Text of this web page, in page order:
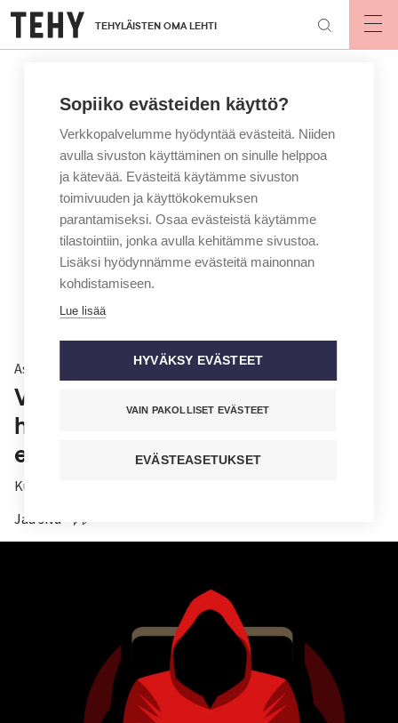
Hyppää
pääsisältöön
TEHYLÄISTEN OMA LEHTI
Asiantuntija vastaa
Voiko työnantaja velvoittaa
hoitamaan tappouhkauksien
esittäjää?
Kuuntele juttu
Jaa sivu
Sopiiko evästeiden käyttö?
Verkkopalvelumme hyödyntää evästeitä. Niiden
avulla sivuston käyttäminen on sinulle helppoa
ja kätevää. Evästeitä käytämme sivuston
toimivuuden ja käyttökokemuksen
parantamiseksi. Osaa evästeistä käytämme
tilastointiin, jonka avulla kehitämme sivustoa.
Lisäksi hyödynnämme evästeitä mainonnan
kohdistamiseen.
Lue lisää
HYVÄKSY EVÄSTEET
VAIN PAKOLLISET EVÄSTEET
EVÄSTEASETUKSET